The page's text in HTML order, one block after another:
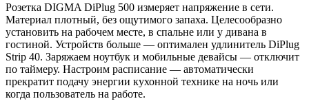
Розетка DIGMA DiPlug 500 измеряет напряжение в сети.
Материал плотный, без ощутимого запаха. Целесообразно
установить на рабочем месте, в спальне или у дивана в
гостиной. Устройств больше — оптимален удлинитель DiPlug
Strip 40. Заряжаем ноутбук и мобильные девайсы — отключит
по таймеру. Настроим расписание — автоматически
прекратит подачу энергии кухонной технике на ночь или
когда пользователь на работе.